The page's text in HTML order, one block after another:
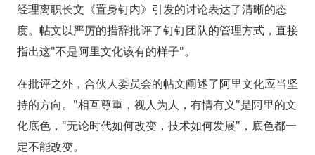
经理离职长文《置身钉内》引发的讨论表达了清晰的态
度。帖文以严厉的措辞批评了钉钉团队的管理方式，直接
指出这"不是阿里文化该有的样子"。
在批评之外，合伙人委员会的帖文阐述了阿里文化应当坚
持的方向。"相互尊重，视人为人，有情有义"是阿里的文
化底色，"无论时代如何改变，技术如何发展"，底色都一
定不能改变。